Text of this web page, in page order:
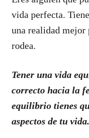
vida perfecta.
una realidad mejor
rodea.
Tener una vida
correcto hacia la
equilibrio tienes
aspectos de tu vida.